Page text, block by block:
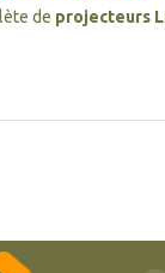
de projecteurs